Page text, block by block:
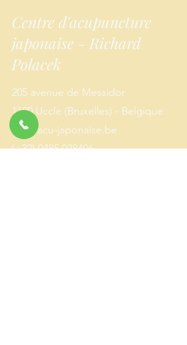
Centre d'acupuncture
japonaise - Richard
Polacek
205 avenue de Messidor
1180 Uccle (Bruxelles) - Belgique
info@acu-japonaise.be
(+32)0485 038406